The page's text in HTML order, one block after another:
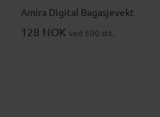
Amira Digital Bagasjevekt
128 NOK ved 500 stk.